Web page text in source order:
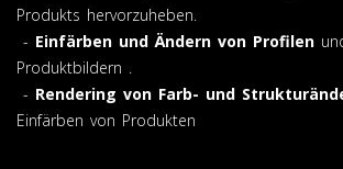
Produkts hervorzuheben.
- Einfärben und Ändern von Profilen
Produktbildern .
- Rendering von Farb- und
Einfärben von Produkten